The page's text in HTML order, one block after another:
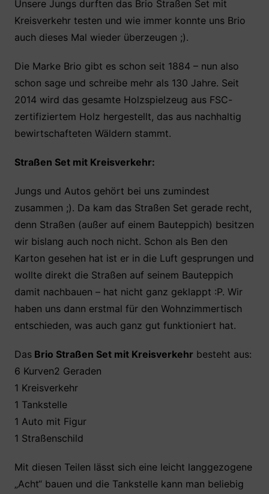
c
e
b
o
o
k
itt
er
at
s
A
p
p
er
e
st
le
n
Unsere Jungs durften das Brio Straßen Set mit
Kreisverkehr testen und wie immer konnte uns Brio
auch dieses Mal wieder überzeugen ;).
Die Marke Brio gibt es schon seit 1884 – nun also
schon sage und schreibe mehr als 130 Jahre. Seit
2014 wird das gesamte Holzspielzeug aus FSC-
zertifiziertem Holz hergestellt, das aus nachhaltig
bewirtschafteten Wäldern stammt.
Straßen Set mit Kreisverkehr:
Jungs und Autos gehört bei uns zumindest
zusammen ;). Da kam das Straßen Set gerade recht,
denn Straßen (außer auf einem Bauteppich) besitzen
wir bislang auch noch nicht. Schon als Ben den
Karton gesehen hat ist er in die Luft gesprungen und
wollte direkt die Straßen auf seinem Bauteppich
damit nachbauen – hat nicht ganz geklappt :P. Wir
haben uns dann erstmal für den Wohnzimmertisch
entschieden, was auch ganz gut funktioniert hat.
DasBrio Straßen Set mit Kreisverkehr besteht aus:
6 Kurven2 Geraden
1 Kreisverkehr
1 Tankstelle
1 Auto mit Figur
1 Straßenschild
Mit diesen Teilen lässt sich eine leicht langgezogene
„Acht“ bauen und die Tankstelle kann man beliebig